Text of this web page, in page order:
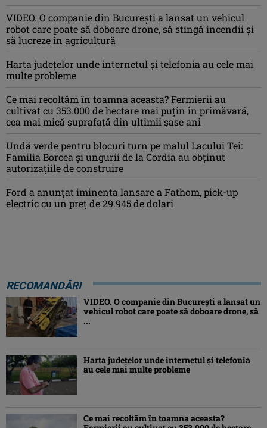
VIDEO. O companie din București a lansat un vehicul
robot care poate să doboare drone, să stingă incendii și
să lucreze în agricultură
Harta județelor unde internetul și telefonia au cele mai
multe probleme
Ce mai recoltăm în toamna aceasta? Fermierii au
cultivat cu 353.000 de hectare mai puțin în primăvară,
cea mai mică suprafață din ultimii șase ani
Undă verde pentru blocuri turn pe malul Lacului Tei:
Familia Borcea și ungurii de la Cordia au obținut
autorizațiile de construire
Ford a anunțat iminenta lansare a Fathom, pick-up
electric cu un preț de 29.945 de dolari
RECOMANDĂRI
VIDEO. O companie din București a lansat un
vehicul robot care poate să doboare drone, să
...
Harta județelor unde internetul și telefonia
au cele mai multe probleme
Ce mai recoltăm în toamna aceasta?